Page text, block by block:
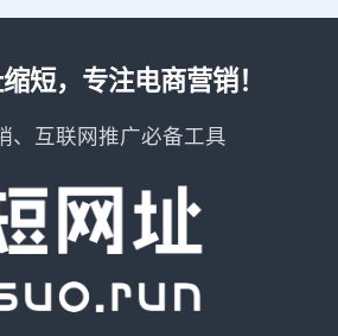
短，专注电商营销！
、互联网推广必备工具